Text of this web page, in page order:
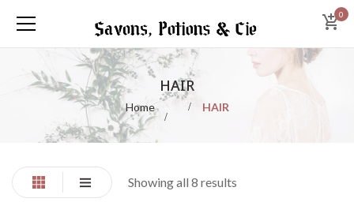
0
HAIR
Home HAIR
Showing all 8 results